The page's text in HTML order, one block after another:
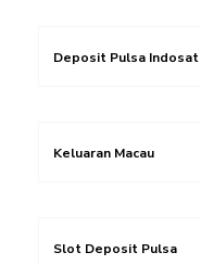
Deposit Pulsa Indosat
Keluaran Macau
Slot Deposit Pulsa